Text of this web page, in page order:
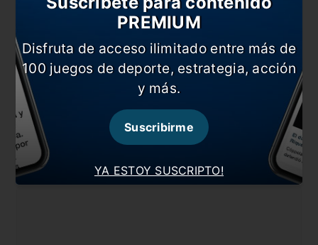
#Copa Libertadores #Defensa y Justicia
#Noticia #Olimpia
#Paraguay
Comentarios
Dejá tu opinión acá!YA ESTOY SUSCRIPTO!
PREMIUM
Disfruta de acceso ilimitado entre más de
100 juegos de deporte, estrategia, acción
y más.
Suscribirme